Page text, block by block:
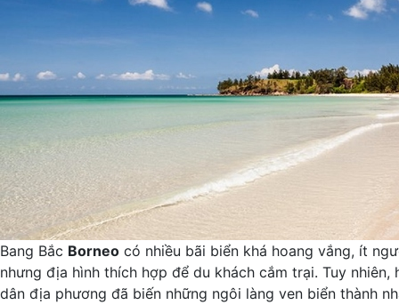
Bang Bắc Borneo có nhiều bãi biển khá hoang vắng, ít
nhưng địa hình thích hợp để du khách cắm trại. Tuy nhiên,
dân địa phương đã biến những ngôi làng ven biển thành